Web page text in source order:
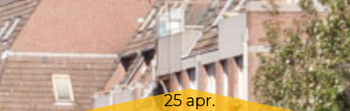
25 apr.